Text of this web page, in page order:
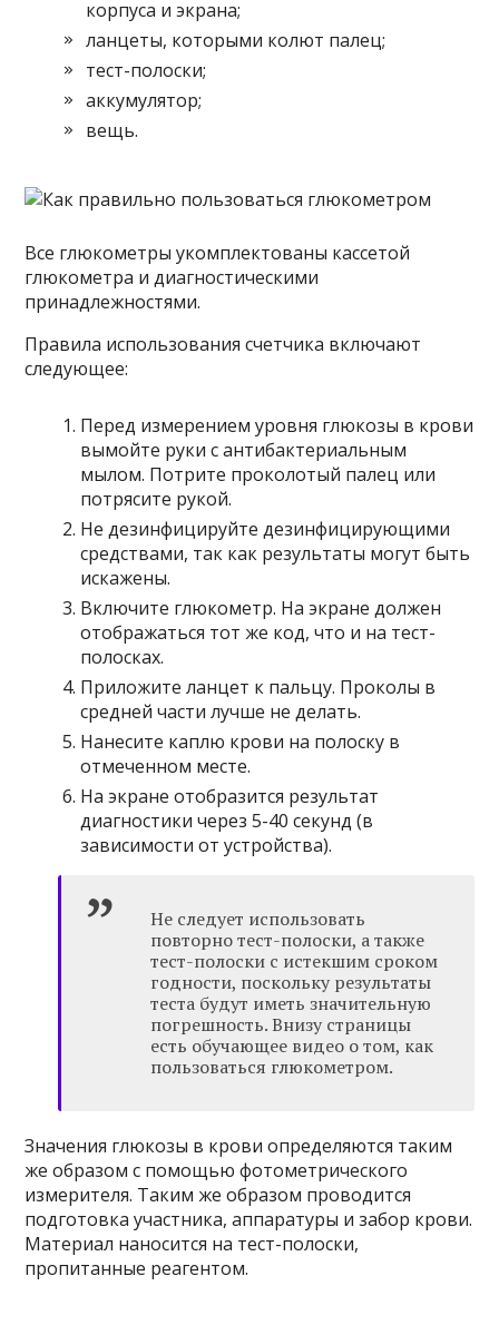
корпуса и экрана;
ланцеты, которыми колют палец;
тест-полоски;
аккумулятор;
вещь.
Все глюкометры укомплектованы кассетой
глюкометра и диагностическими
принадлежностями.
Правила использования счетчика включают
следующее:
Перед измерением уровня глюкозы в крови
вымойте руки с антибактериальным
мылом. Потрите проколотый палец или
потрясите рукой.
Не дезинфицируйте дезинфицирующими
средствами, так как результаты могут быть
искажены.
Включите глюкометр. На экране должен
отображаться тот же код, что и на тест-
полосках.
Приложите ланцет к пальцу. Проколы в
средней части лучше не делать.
Нанесите каплю крови на полоску в
отмеченном месте.
На экране отобразится результат
диагностики через 5-40 секунд (в
зависимости от устройства).
Не следует использовать
повторно тест-полоски, а также
тест-полоски с истекшим сроком
годности, поскольку результаты
теста будут иметь значительную
погрешность. Внизу страницы
есть обучающее видео о том, как
пользоваться глюкометром.
Значения глюкозы в крови определяются таким
же образом с помощью фотометрического
измерителя. Таким же образом проводится
подготовка участника, аппаратуры и забор крови.
Материал наносится на тест-полоски,
пропитанные реагентом.